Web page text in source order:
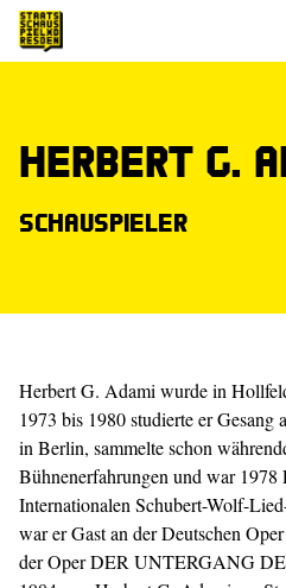
Herbert G.
Schauspieler
Herbert G. Adami wurde in
1973 bis 1980 studierte er
in Berlin, sammelte schon
Bühnenerfahrungen und war 1978
Internationalen Schubert-Wolf-
war er Gast an der Deutschen
der Oper DER UNTERGANG